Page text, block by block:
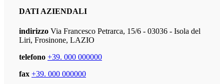
DATI AZIENDALI
indirizzo Via Francesco Petrarca, 15/6 - 03036 - Isola del
Liri, Frosinone, LAZIO
telefono +39. 000 000000
fax +39. 000 000000